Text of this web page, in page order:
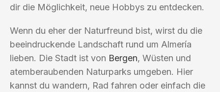
dir die Möglichkeit, neue Hobbys zu entdecken.
Wenn du eher der Naturfreund bist, wirst du die
beeindruckende Landschaft rund um Almería
lieben. Die Stadt ist von Bergen, Wüsten und
atemberaubenden Naturparks umgeben. Hier
kannst du wandern, Rad fahren oder einfach die